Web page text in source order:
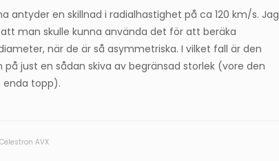
antyder en skillnad i radialhastighet på ca 120 km/s. Jag
man skulle kunna använda det för att beräka
när de är så asymmetriska. I vilket fall är den
just en sådan skiva av begränsad storlek (vore den
enda topp).
AVX